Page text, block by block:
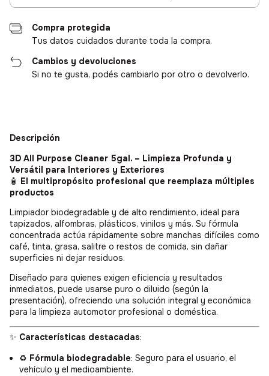
Compra protegida
Tus datos cuidados durante toda la compra.
Cambios y devoluciones
Si no te gusta, podés cambiarlo por otro o devolverlo.
Descripción
3D All Purpose Cleaner 5gal. – Limpieza Profunda y
Versátil para Interiores y Exteriores
🧴 El multipropósito profesional que reemplaza múltiples
productos
Limpiador biodegradable y de alto rendimiento, ideal para
tapizados, alfombras, plásticos, vinilos y más. Su fórmula
concentrada actúa rápidamente sobre manchas difíciles como
café, tinta, grasa, salitre o restos de comida, sin dañar
superficies ni dejar residuos.
Diseñado para quienes exigen eficiencia y resultados
inmediatos, puede usarse puro o diluido (según la
presentación), ofreciendo una solución integral y económica
para la limpieza automotor profesional o doméstica.
✨ Características destacadas:
♻️ Fórmula biodegradable: Seguro para el usuario, el
vehículo y el medioambiente.